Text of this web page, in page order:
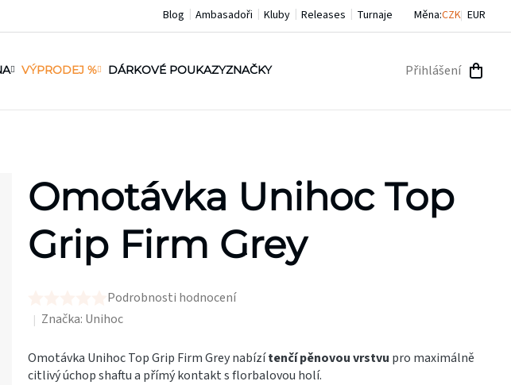
Blog Ambasadoři Kluby Releases Turnaje Měna:CZK EUR
VÝPRODEJ % DÁRKOVÉ POUKAZYZNAČKY Přihlášení
Omotávka Unihoc Top
Grip Firm Grey
hodnocení
produktu
je
Podrobnosti hodnocení
Značka: Unihoc
Omotávka Unihoc Top Grip Firm Grey nabízítenčí pěnovou vrstvu pro maximálně
citlivý úchop shaftu a přímý kontakt s florbalovou holí.